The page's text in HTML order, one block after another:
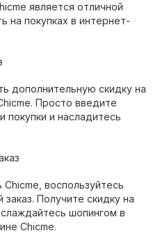
является отличной
на покупках в интернет-
дополнительную скидку на
Просто введите
и насладитесь
воспользуйтесь
Получите скидку на
шопингом в
Chicme.